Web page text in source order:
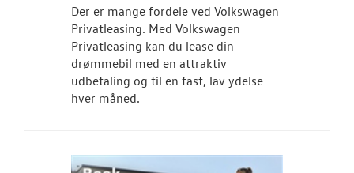
Der er mange fordele ved Volkswagen
Privatleasing. Med Volkswagen
Privatleasing kan du lease din
drømmebil med en attraktiv
udbetaling og til en fast, lav ydelse
hver måned.